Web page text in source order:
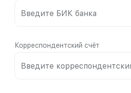
Корреспондентский счёт